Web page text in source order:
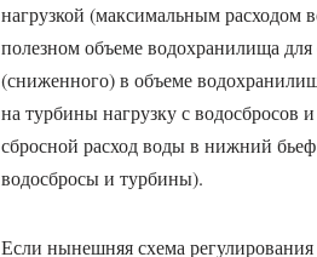
нагрузкой (максимальным расходом
полезном объеме водохранилища
(сниженного) в объеме
на турбины нагрузку с водосбросов
сбросной расход воды в нижний бьеф
водосбросы и турбины).
Если нынешняя схема регулирования